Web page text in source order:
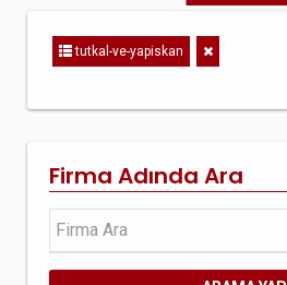
tutkal-ve-yapiskan
Firma Adında Ara